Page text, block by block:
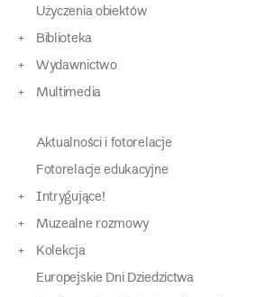
Użyczenia obiektów
Biblioteka
Wydawnictwo
Multimedia
Aktualności i fotorelacje
Fotorelacje edukacyjne
Intrygujące!
Muzealne rozmowy
Kolekcja
Europejskie Dni Dziedzictwa